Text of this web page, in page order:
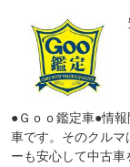
●Ｇｏｏ鑑定車●情
車です。そのクル
ーも安心して中古